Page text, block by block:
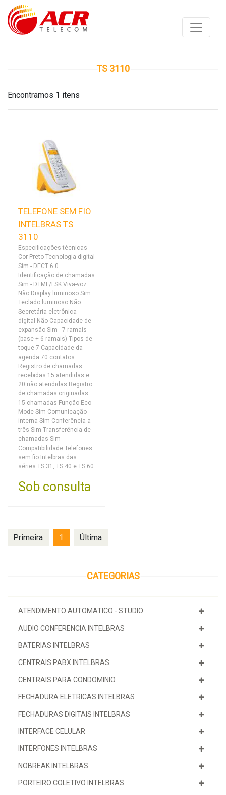
CATEGORIAS
ATENDIMENTO AUTOMATICO - STUDIO
AUDIO CONFERENCIA INTELBRAS
BATERIAS INTELBRAS
CENTRAIS PABX INTELBRAS
CENTRAIS PARA CONDOMINIO
FECHADURA ELETRICAS INTELBRAS
FECHADURAS DIGITAIS INTELBRAS
INTERFACE CELULAR
INTERFONES INTELBRAS
NOBREAK INTELBRAS
PORTEIRO COLETIVO INTELBRAS
TS 3110
Encontramos 1 itens
TELEFONE SEM FIO
INTELBRAS TS
3110
Especificações técnicas
Cor Preto Tecnologia digital
Sim - DECT 6.0
Identificação de chamadas
Sim - DTMF/FSK Viva-voz
Não Display luminoso Sim
Teclado luminoso Não
Secretária eletrônica
digital Não Capacidade de
expansão Sim - 7 ramais
(base + 6 ramais) Tipos de
toque 7 Capacidade da
agenda 70 contatos
Registro de chamadas
recebidas 15 atendidas e
20 não atendidas Registro
de chamadas originadas
15 chamadas Função Eco
Mode Sim Comunicação
interna Sim Conferência a
três Sim Transferência de
chamadas Sim
Compatibilidade Telefones
sem fio Intelbras das
séries TS 31, TS 40 e TS 60
Sob consulta
Primeira 1 Última